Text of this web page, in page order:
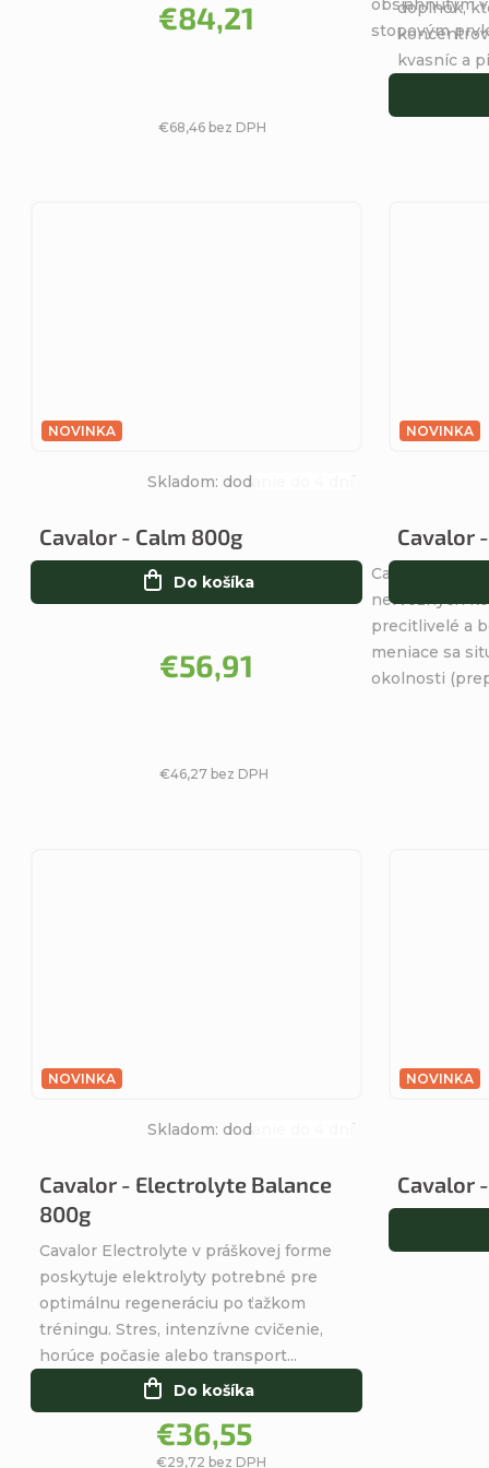
€68,46 bez DPH
€84,21
obsiahnutým
stopovým
doplnok,
kvasníc a
NOVINKA
Cavalor - Calm 800g
5,0
Skladom: dodanie do 4 dní
€46,27 bez DPH
€56,91
Do košíka
Cavalor Calm
nervóznych
precitlivelé a
meniace sa
okolnosti
NOVINKA
Cavalor
NOVINKA
Cavalor - Electrolyte Balance
800g
produktu
5,0
z
5
hviezdičiek.
Skladom: dodanie do 4 dní
€29,72 bez DPH
€36,55
Do košíka
Cavalor Electrolyte v práškovej forme
poskytuje elektrolyty potrebné pre
optimálnu regeneráciu po ťažkom
tréningu. Stres, intenzívne cvičenie,
horúce počasie alebo transport...
NOVINKA
Cavalor